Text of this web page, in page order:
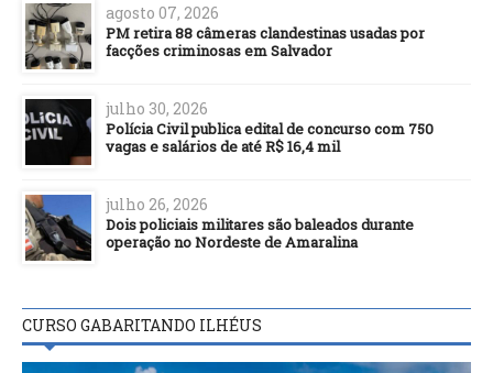
agosto 07, 2026
PM retira 88 câmeras clandestinas usadas por
facções criminosas em Salvador
julho 30, 2026
Polícia Civil publica edital de concurso com 750
vagas e salários de até R$ 16,4 mil
julho 26, 2026
Dois policiais militares são baleados durante
operação no Nordeste de Amaralina
CURSO GABARITANDO ILHÉUS